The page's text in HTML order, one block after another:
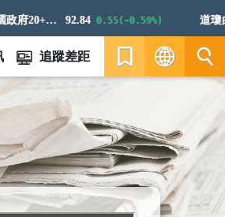
ICE美國政府20+年期債券指數 92.84 0.55(-0.59%) 道瓊白銀
追蹤差距
EN